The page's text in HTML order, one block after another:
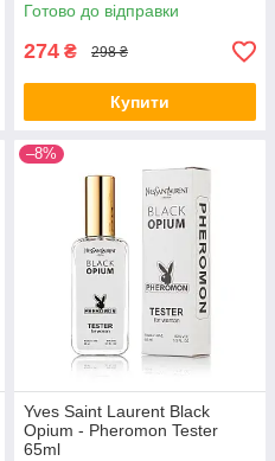
Готово до відправки
274 ₴ 298 ₴
Купити
–8%
Yves Saint Laurent Black
Opium - Pheromon Tester
65ml